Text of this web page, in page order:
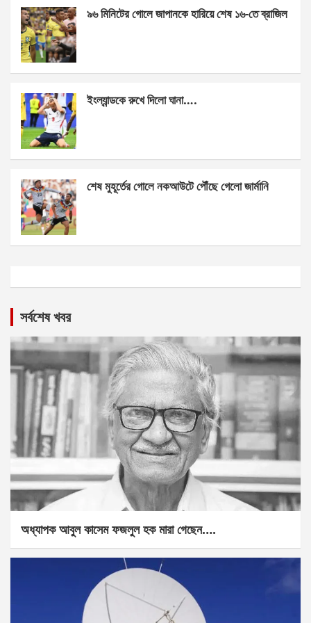
৯৬ মিনিটের গোলে জাপানকে হারিয়ে শেষ ১৬-তে ব্রাজিল
ইংল্যান্ডকে রুখে দিলো ঘানা….
শেষ মুহূর্তের গোলে নকআউটে পৌঁছে গেলো জার্মানি
সর্বশেষ খবর
অধ্যাপক আবুল কাসেম ফজলুল হক মারা গেছেন….